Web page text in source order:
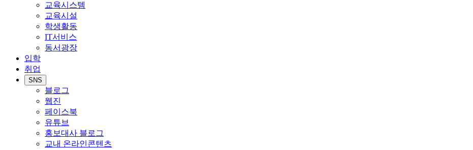
교육시스템
교육시설
학생활동
IT서비스
동서광장
입학
취업
SNS
블로그
웹진
페이스북
유튜브
홍보대사 블로그
교내 온라인콘텐츠